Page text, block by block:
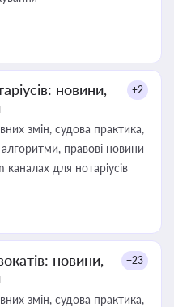
новини,
+2
змін, судова практика,
правові новини
для нотаріусів
новини,
+23
змін, судова практика,